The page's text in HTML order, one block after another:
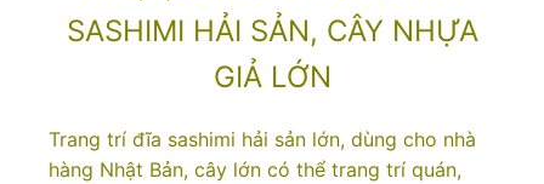
SASHIMI HẢI SẢN, CÂY NHỰA
GIẢ LỚN
Trang trí đĩa sashimi hải sản lớn, dùng cho nhà
hàng Nhật Bản, cây lớn có thể trang trí quán,